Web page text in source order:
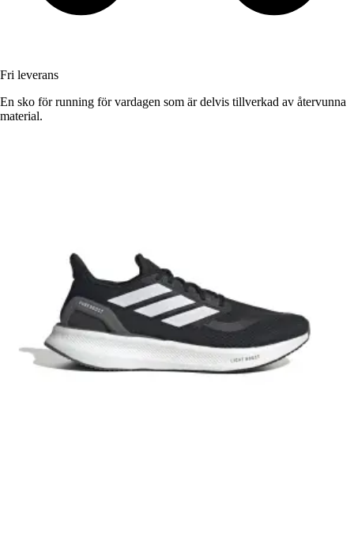
Fri leverans
En sko för running för vardagen som är delvis tillverkad av återvunna
material.